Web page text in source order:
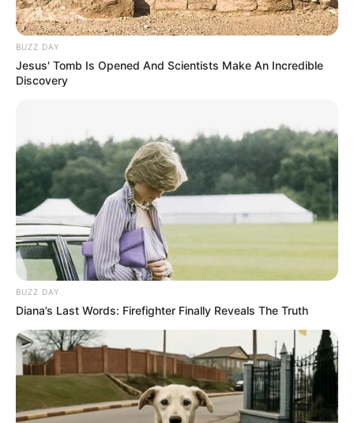
BUZZ DAY
Jesus' Tomb Is Opened And Scientists Make An Incredible
Discovery
BUZZ DAY
Diana’s Last Words: Firefighter Finally Reveals The Truth